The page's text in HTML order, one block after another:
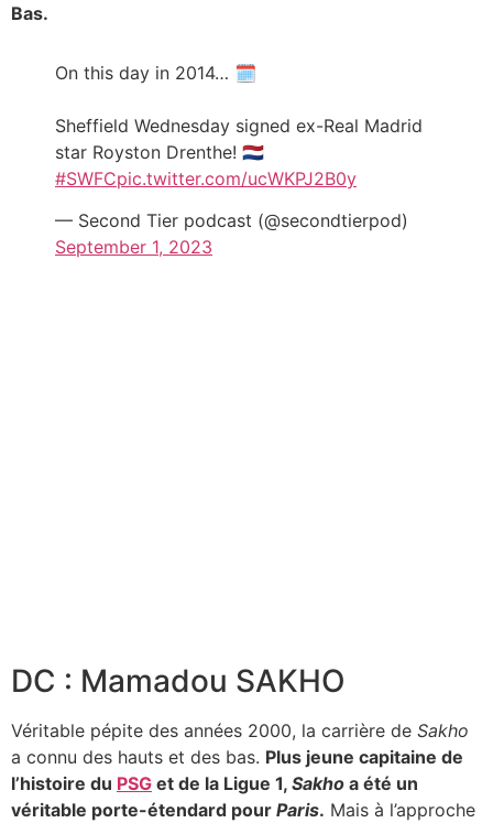
Bas.
On this day in 2014… 🗓️
Sheffield Wednesday signed ex-Real Madrid
star Royston Drenthe! 🇳🇱
#SWFCpic.twitter.com/ucWKPJ2B0y
— Second Tier podcast (@secondtierpod)
September 1, 2023
DC : Mamadou SAKHO
Véritable pépite des années 2000, la carrière de Sakho
a connu des hauts et des bas. Plus jeune capitaine de
l’histoire du PSG et de la Ligue 1, Sakho a été un
véritable porte-étendard pour Paris. Mais à l’approche